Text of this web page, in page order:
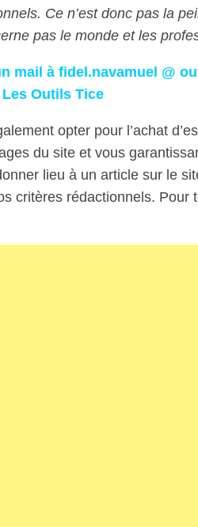
Ce n’est donc pas la
pas le monde et les
mail à fidel.navamuel @
Outils Tice
opter pour l’achat
du site et vous
lieu à un article sur le
critères rédactionnels. Pour